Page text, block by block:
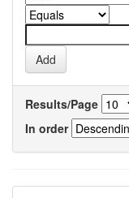
Results/Page
In order